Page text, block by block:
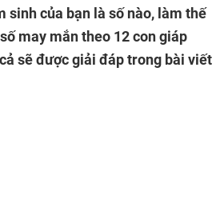
sinh của bạn là số nào, làm thế
may mắn theo 12 con giáp
sẽ được giải đáp trong bài viết